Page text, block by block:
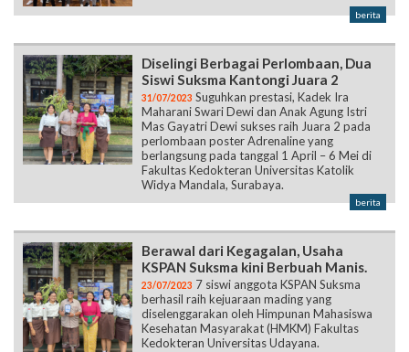
berita
Diselingi Berbagai Perlombaan, Dua
Siswi Suksma Kantongi Juara 2
31/07/2023 Suguhkan prestasi, Kadek Ira
Maharani Swari Dewi dan Anak Agung Istri
Mas Gayatri Dewi sukses raih Juara 2 pada
perlombaan poster Adrenaline yang
berlangsung pada tanggal 1 April – 6 Mei di
Fakultas Kedokteran Universitas Katolik
Widya Mandala, Surabaya.
berita
Berawal dari Kegagalan, Usaha
KSPAN Suksma kini Berbuah Manis.
23/07/2023 7 siswi anggota KSPAN Suksma
berhasil raih kejuaraan mading yang
diselenggarakan oleh Himpunan Mahasiswa
Kesehatan Masyarakat (HMKM) Fakultas
Kedokteran Universitas Udayana.